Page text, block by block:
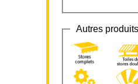
Autres produits